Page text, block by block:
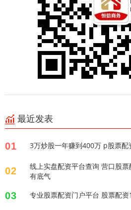
最近发表
01 3万炒股一年赚到400万 p股票
02
线上实盘配资平台查询 营口股
有底气
03 专业股票配资门户平台 股票配资